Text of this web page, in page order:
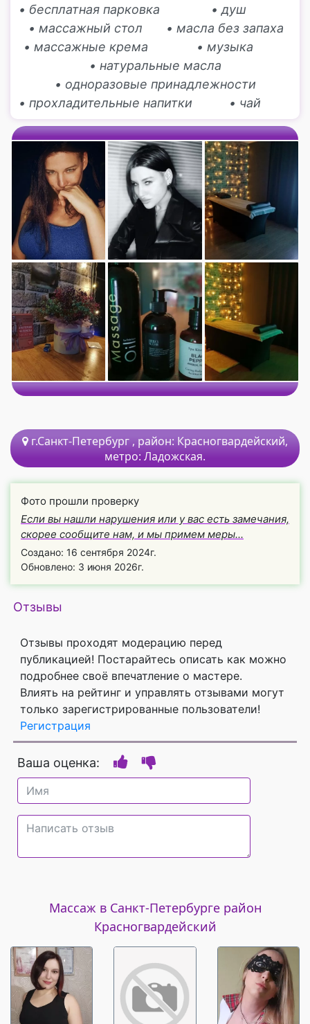
• бесплатная парковка
• душ
• массажный стол
• масла без запаха
• массажные крема
• музыка
• натуральные масла
• одноразовые принадлежности
• прохладительные напитки
• чай
г.Санкт-Петербург, район: Красногвардейский,
метро: Ладожская.
Фото прошли проверку
Если вы нашли нарушения или у вас есть замечания,
скорее сообщите нам, и мы примем меры...
Создано: 16 сентября 2024г.
Обновлено: 3 июня 2026г.
Отзывы
Отзывы проходят модерацию перед
публикацией! Постарайтесь описать как можно
подробнее своё впечатление о мастере.
Влиять на рейтинг и управлять отзывами могут
только зарегистрированные пользователи!
Регистрация
Ваша оценка:
Массаж в Санкт-Петербурге район
Красногвардейский